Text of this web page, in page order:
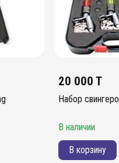
20 000 T
Набор
В наличии
В корзину